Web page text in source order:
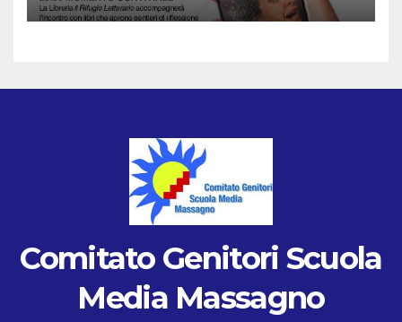
Comitato Genitori Scuola
Media Massagno